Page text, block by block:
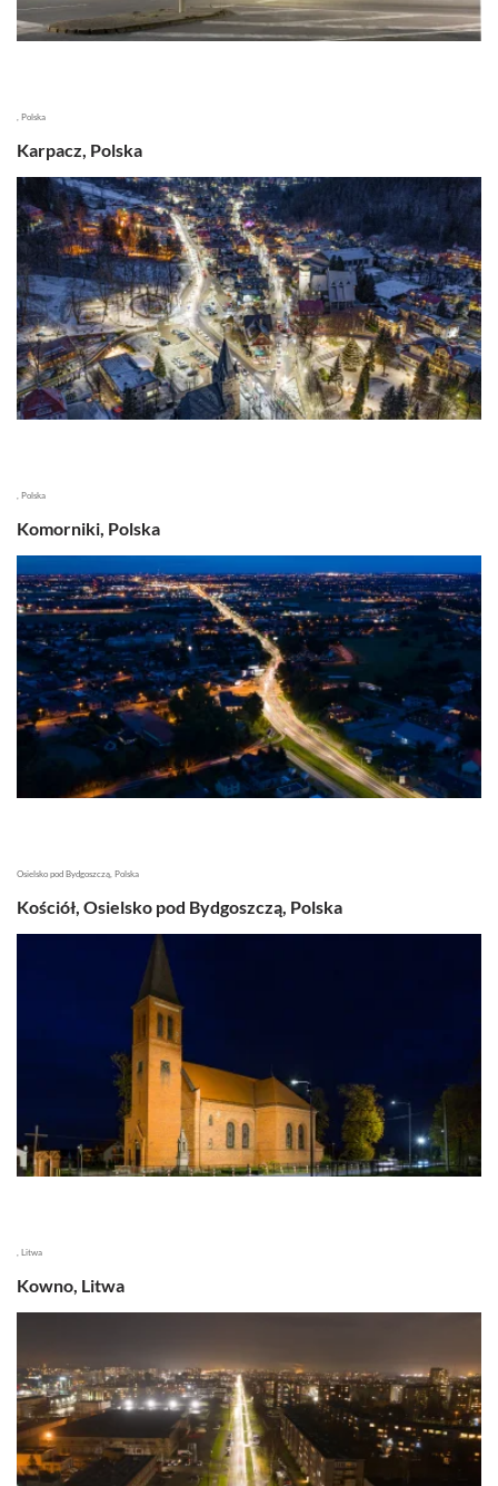
, Polska
Karpacz, Polska
, Polska
Komorniki, Polska
Osielsko pod Bydgoszczą, Polska
Kościół, Osielsko pod Bydgoszczą, Polska
, Litwa
Kowno, Litwa